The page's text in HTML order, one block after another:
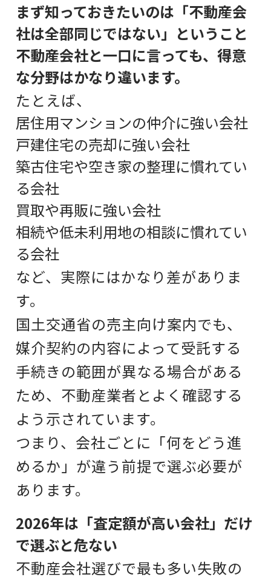
まず知っておきたいのは「不動産会
社は全部同じではない」ということ
不動産会社と一口に言っても、得意
な分野はかなり違います。
たとえば、
居住用マンションの仲介に強い会社
戸建住宅の売却に強い会社
築古住宅や空き家の整理に慣れてい
る会社
買取や再販に強い会社
相続や低未利用地の相談に慣れてい
る会社
など、実際にはかなり差がありま
す。
国土交通省の売主向け案内でも、
媒介契約の内容によって受託する
手続きの範囲が異なる場合がある
ため、不動産業者とよく確認する
よう示されています。
つまり、会社ごとに「何をどう進
めるか」が違う前提で選ぶ必要が
あります。
2026年は「査定額が高い会社」だけ
で選ぶと危ない
不動産会社選びで最も多い失敗の